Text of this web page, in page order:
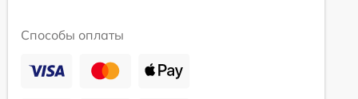
Способы оплаты